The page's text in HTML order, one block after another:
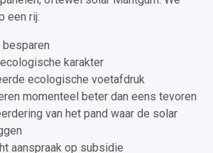
een rij:
karakter
ecologische voetafdruk
momenteel beter dan eens tevoren
van het pand waar de solar
aanspraak op subsidie